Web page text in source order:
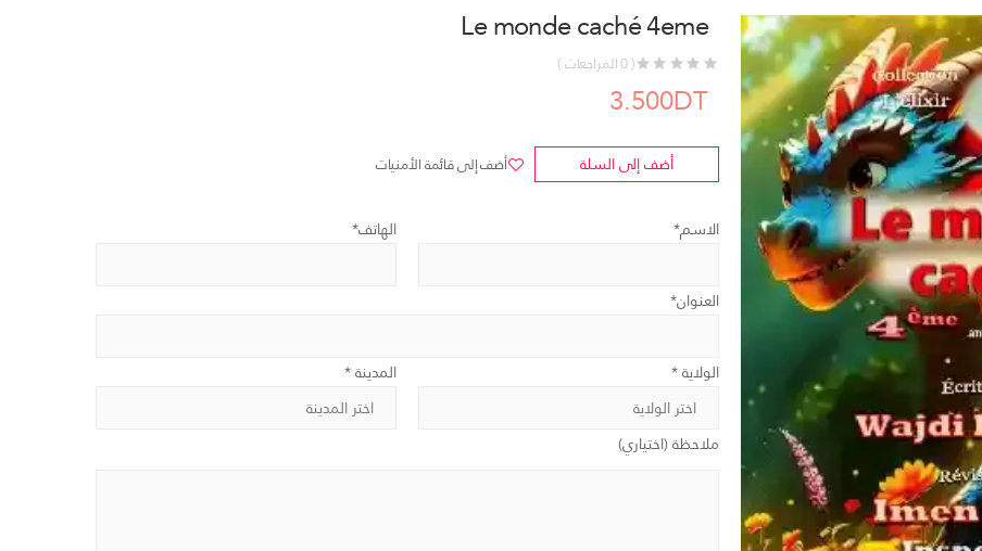
Le monde caché 4eme
( 0 المراجعات )
3.500DT
أضف إلى السلة أضف إلى قائمة الأمنيات
الاسم* الهاتف*
العنوان*
الولاية * المدينة *
ملاحظة (اختياري)